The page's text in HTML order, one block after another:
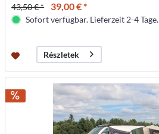
43,50 € * 39,00 € *
Sofort verfügbar. Lieferzeit 2-4 Tage.
Részletek